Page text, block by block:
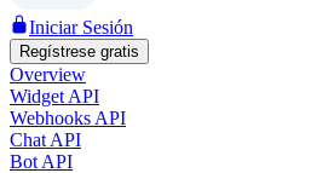
Iniciar Sesión
Regístrese gratis
Overview
Widget API
Webhooks API
Chat API
Bot API